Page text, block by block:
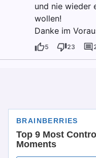
und nie wieder
wollen!
Danke im
5 23